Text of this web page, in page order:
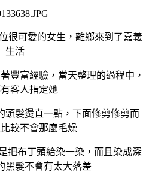
位很可愛的女生，離鄉來到了嘉義
生活
豐富經驗，當天整理的過程中，
客人指定她
頭髮燙直一點，下面修剪修剪而
較不會那麼毛燥
把布丁頭給染一染，而且染成深
黑髮不會有太大落差